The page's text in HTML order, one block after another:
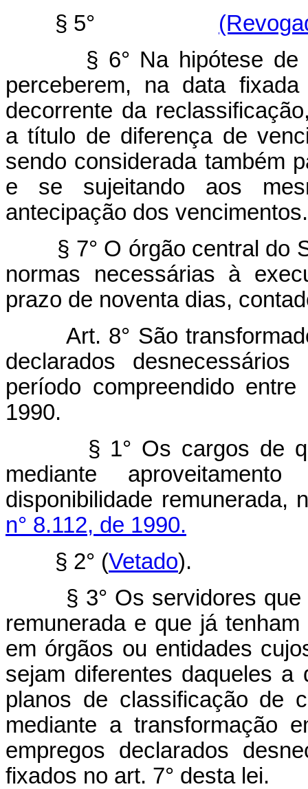
§ 5°
§ 6° Na hipótese de os
perceberem, na data
decorrente da
a título de diferença de
sendo considerada também
e se sujeitando aos
antecipação dos vencimentos.
§ 7° O órgão central do
normas necessárias à
prazo de noventa dias,
Art. 8° São
declarados
período compreendido
1990.
§ 1° Os cargos de que
mediante
disponibilidade remunerada,
n° 8.112, de 1990.
§ 2° (Vetado).
§ 3° Os servidores que
remunerada e que já
em órgãos ou entidades
sejam diferentes daqueles
planos de classificação de
mediante a transformação
empregos declarados
fixados no art. 7° desta lei.